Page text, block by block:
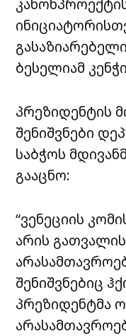
ბესელიამ
პრეზიდენტის
შენიშვნები
საბჭოს
გააცნო:
“ვენეციის
არის
შენიშვნებიც
პრეზიდენტმა